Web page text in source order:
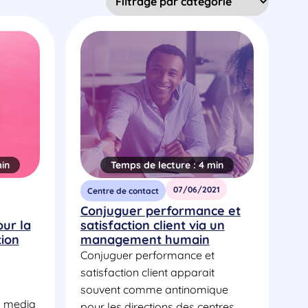
la
media
Temps de lecture :4 min
Centre de contact 07/06/2021
Conjuguer performance et
satisfaction client via un
management humain
Conjuguer performance et
satisfaction client apparait
souvent comme antinomique